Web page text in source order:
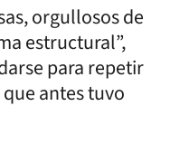
orgullosos de
estructural”,
para repetir
antes tuvo